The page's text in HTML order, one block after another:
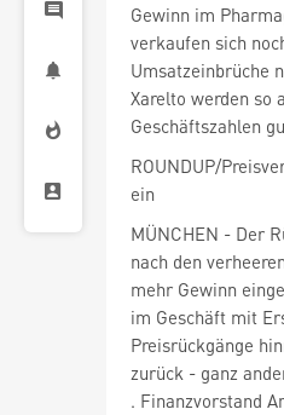
Gewinn im
verkaufen sich
Umsatzeinbrüche
Xarelto werden so
Geschäftszahlen
ROUNDUP/
ein
MÜNCHEN - Der
nach den
im Geschäft mit
Preisrückgänge
. Finanzvorstand